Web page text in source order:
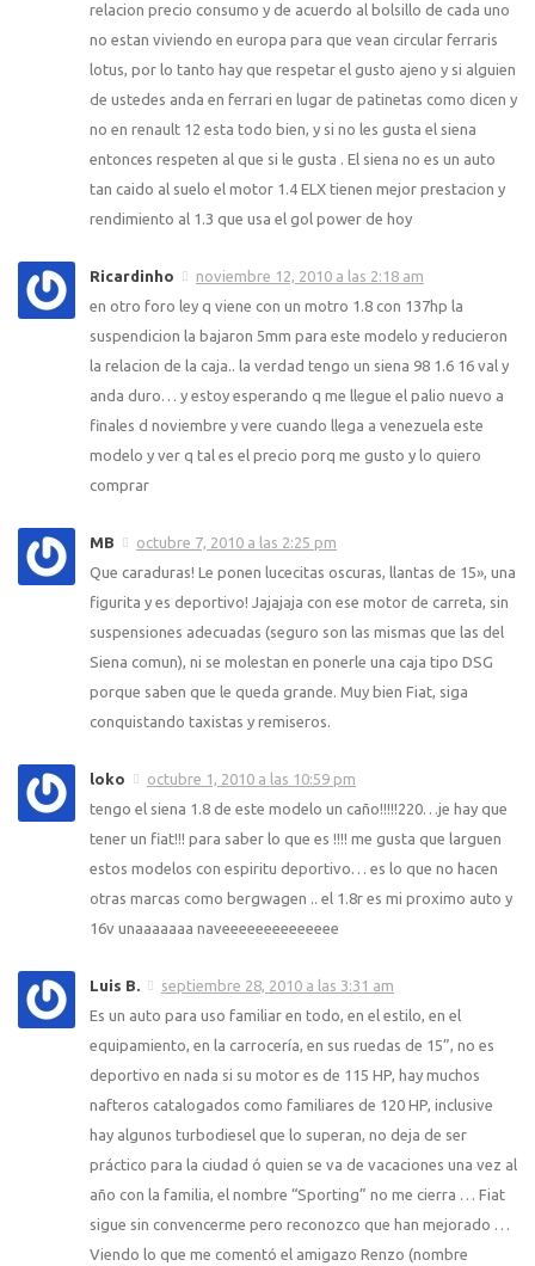
relacion precio consumo y de acuerdo al bolsillo de cada uno
no estan viviendo en europa para que vean circular ferraris
lotus, por lo tanto hay que respetar el gusto ajeno y si alguien
de ustedes anda en ferrari en lugar de patinetas como dicen y
no en renault 12 esta todo bien, y si no les gusta el siena
entonces respeten al que si le gusta . El siena no es un auto
tan caido al suelo el motor 1.4 ELX tienen mejor prestacion y
rendimiento al 1.3 que usa el gol power de hoy
Ricardinho
noviembre 12, 2010 a las 2:18 am
en otro foro ley q viene con un motro 1.8 con 137hp la
suspendicion la bajaron 5mm para este modelo y reducieron
la relacion de la caja.. la verdad tengo un siena 98 1.6 16 val y
anda duro… y estoy esperando q me llegue el palio nuevo a
finales d noviembre y vere cuando llega a venezuela este
modelo y ver q tal es el precio porq me gusto y lo quiero
comprar
MB
octubre 7, 2010 a las 2:25 pm
Que caraduras! Le ponen lucecitas oscuras, llantas de 15», una
figurita y es deportivo! Jajajaja con ese motor de carreta, sin
suspensiones adecuadas (seguro son las mismas que las del
Siena comun), ni se molestan en ponerle una caja tipo DSG
porque saben que le queda grande. Muy bien Fiat, siga
conquistando taxistas y remiseros.
loko
octubre 1, 2010 a las 10:59 pm
tengo el siena 1.8 de este modelo un caño!!!!!220…je hay que
tener un fiat!!! para saber lo que es !!!! me gusta que larguen
estos modelos con espiritu deportivo… es lo que no hacen
otras marcas como bergwagen .. el 1.8r es mi proximo auto y
16v unaaaaaaa naveeeeeeeeeeeeee
Luis B.
septiembre 28, 2010 a las 3:31 am
Es un auto para uso familiar en todo, en el estilo, en el
equipamiento, en la carrocería, en sus ruedas de 15”, no es
deportivo en nada si su motor es de 115 HP, hay muchos
nafteros catalogados como familiares de 120 HP, inclusive
hay algunos turbodiesel que lo superan, no deja de ser
práctico para la ciudad ó quien se va de vacaciones una vez al
año con la familia, el nombre “Sporting” no me cierra … Fiat
sigue sin convencerme pero reconozco que han mejorado …
Viendo lo que me comentó el amigazo Renzo (nombre